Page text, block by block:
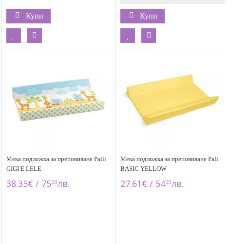
Купи Купи
Мека подложка за преповиване Paili
GIGI E LELE
38.35€ / 7500лв.
Мека подложка за преповиване Pali
BASIC YELLOW
27.61€ / 5400лв.